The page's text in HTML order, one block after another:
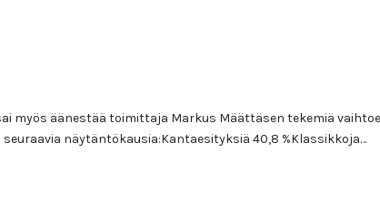
äänestää toimittaja Markus Määttäsen tekemiä
näytäntökausia:Kantaesityksiä 40,8 %Klassikkoja…